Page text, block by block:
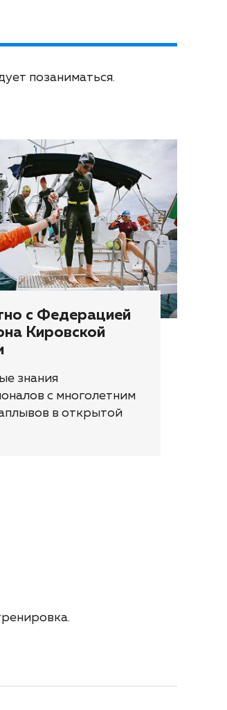
позаниматься.
с Федерацией
Кировской
знания
с многолетним
в открытой